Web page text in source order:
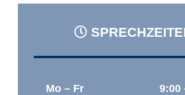
Mo – Fr 9:00